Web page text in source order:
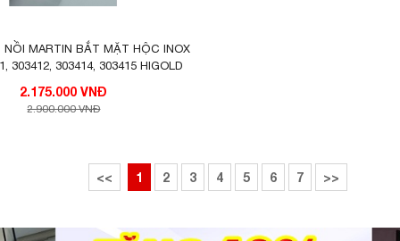
Phụ kiện lắp đặt đơn giản, có hướng dẫn lắp đặt
thể tự lắp đặt tại nhà.
NỒI MARTIN BẮT MẶT HỘC INOX
303412, 303414, 303415 HIGOLD
2.175.000 VNĐ
2.900.000 VNĐ
<< 1 2 3 4 5 6 7 >>